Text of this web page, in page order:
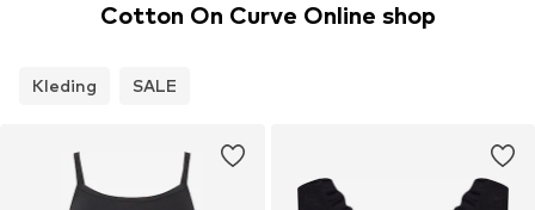
Cotton On Curve Online shop
Kleding SALE